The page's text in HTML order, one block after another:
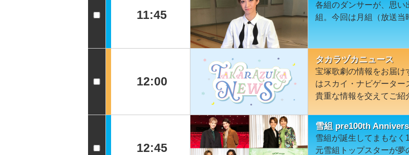
11:45
各組のダンサーが、思い
組。今回は月組（放送当
12:00
タカラヅカニュース
宝塚歌劇の情報をお届け
はスカイ・ナビゲータ
貴重な情報を交えてご紹
12:45
雪組 pre100th
雪組が誕生してまもなく
元雪組トップスターが